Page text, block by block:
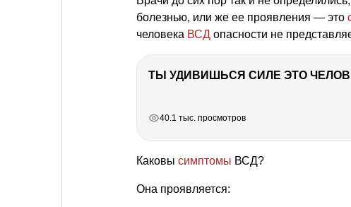
болезнью, или же ее проявления — это
человека ВСД опасности не
40.1 тыс. просмотров
Каковы симптомы ВСД?
Она проявляется: